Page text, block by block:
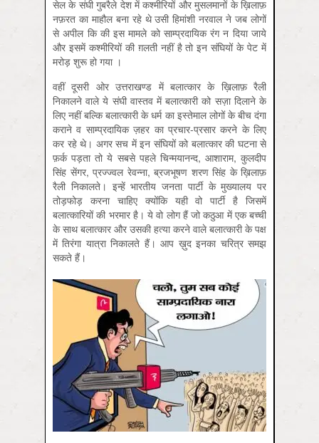
सेल के संघी गुबरैले देश में कश्मीरियों और मुसलमानों के ख़िलाफ़
नफ़रत का माहौल बना रहे थे उसी हिमांशी नरवाल ने जब लोगों
से अपील कि की इस मामले को साम्प्रदायिक रंग न दिया जाये
और इसमें कश्मीरियों की ग़लती नहीं है तो इन संघियों के पेट में
मरोड़ शुरू हो गया ।
वहीं दूसरी ओर उत्तराखण्ड में बलात्कार के ख़िलाफ़ रैली
निकालने वाले ये संघी वास्तव में बलात्कारी को सज़ा दिलाने के
लिए नहीं बल्कि बलात्कारी के धर्म का इस्तेमाल लोगों के बीच दंगा
कराने व साम्प्रदायिक ज़हर का प्रचार-प्रसार करने के लिए
कर रहे थे। अगर सच में इन संघियों को बलात्कार की घटना से
फ़र्क पड़ता तो ये सबसे पहले चिन्मयानन्द, आशाराम, कुलदीप
सिंह सेंगर, प्रज्ज्वल रेवन्ना, ब्रजभूषण शरण सिंह के ख़िलाफ़
रैली निकालते। इन्हें भारतीय जनता पार्टी के मुख्यालय पर
तोड़फोड़ करना चाहिए क्योंकि यही वो पार्टी है जिसमें
बलात्कारियों की भरमार है। ये वो लोग हैं जो कठुआ में एक बच्ची
के साथ बलात्कार और उसकी हत्या करने वाले बलात्कारी के पक्ष
में तिरंगा यात्रा निकालते हैं। आप ख़ुद इनका चरित्र समझ
सकते हैं।